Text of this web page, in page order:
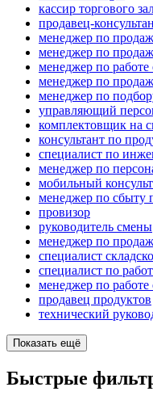
кассир торгового
продавец-
менеджер по
менеджер по
менеджер по
менеджер по
менеджер по
управляющий
комплектовщик на
консультант по
специалист по
менеджер по
мобильный
менеджер по сбыту
провизор
руководитель смены
менеджер по
специалист
специалист по
менеджер по
продавец продуктов
технический
Показать ещё
Быстрые